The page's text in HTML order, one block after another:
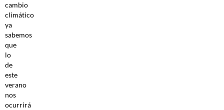
cambio
climático
ya
sabemos
que
lo
de
este
verano
nos
ocurrirá